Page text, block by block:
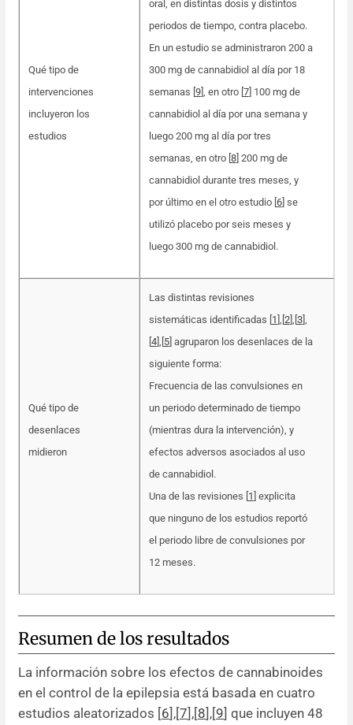
Qué tipo de
intervenciones
incluyeron los
estudios
oral, en distintas dosis y distintos
periodos de tiempo, contra placebo.
En un estudio se administraron 200 a
300 mg de cannabidiol al día por 18
semanas [ 9], en otro [ 7] 100 mg de
cannabidiol al día por una semana y
luego 200 mg al día por tres
semanas, en otro [ 8] 200 mg de
cannabidiol durante tres meses, y
por último en el otro estudio [ 6] se
utilizó placebo por seis meses y
luego 300 mg de cannabidiol.
Qué tipo de
desenlaces
midieron
Las distintas revisiones
sistemáticas identificadas [ 1 2] 3]
4] 5] agruparon los desenlaces de la
siguiente forma:
Frecuencia de las convulsiones en
un periodo determinado de tiempo
(mientras dura la intervención), y
efectos adversos asociados al uso
de cannabidiol.
Una de las revisiones [ 1 ] explicita
que ninguno de los estudios reportó
el periodo libre de convulsiones por
12 meses.
Resumen de los resultados
La información sobre los efectos de cannabinoides
en el control de la epilepsia está basada en cuatro
estudios aleatorizados [6] ,[7] ,[8] ,[9] que incluyen 48